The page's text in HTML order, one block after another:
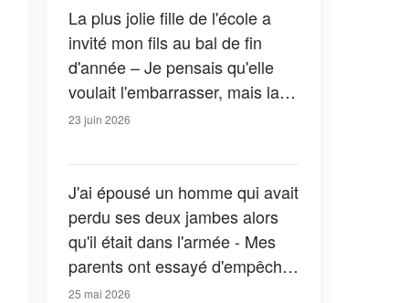
La plus jolie fille de l'école a
invité mon fils au bal de fin
d'année – Je pensais qu'elle
voulait l'embarrasser, mais la
vraie raison m'a laissée sans
23 juin 2026
J'ai épousé un homme qui avait
perdu ses deux jambes alors
qu'il était dans l'armée - Mes
parents ont essayé d'empêcher
le mariage, jusqu'à ce qu'un
25 mai 2026